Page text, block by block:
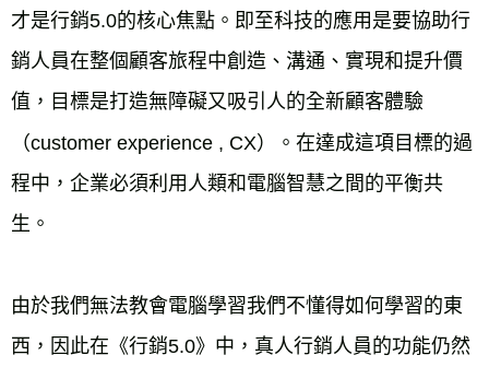
才是行銷5.0的核心焦點。即至科技的應用是要協助行
銷人員在整個顧客旅程中創造、溝通、實現和提升價
值，目標是打造無障礙又吸引人的全新顧客體驗
（customer experience , CX）。在達成這項目標的過
程中，企業必須利用人類和電腦智慧之間的平衡共
生。
由於我們無法教會電腦學習我們不懂得如何學習的東
西，因此在《行銷5.0》中，真人行銷人員的功能仍然